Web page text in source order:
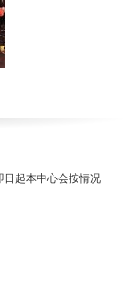
日起本中心会按情况